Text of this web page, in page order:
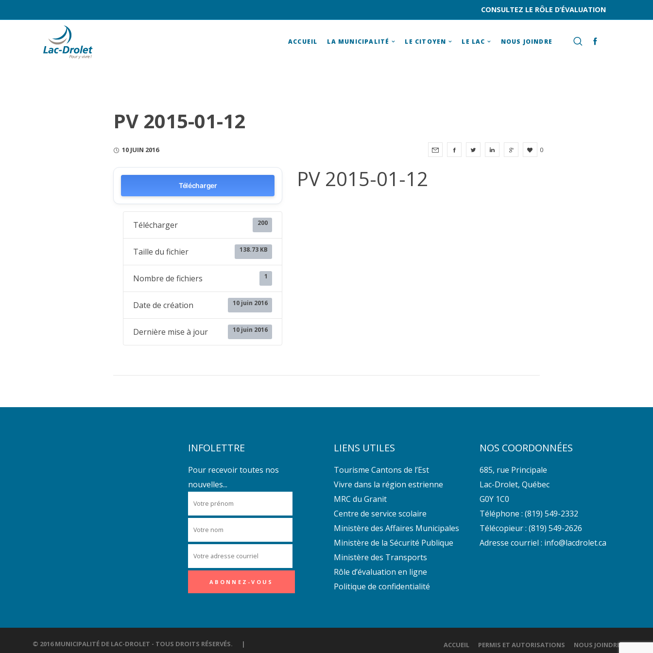
CONSULTEZ LE RÔLE D’ÉVALUATION
ACCUEIL LA MUNICIPALITÉ LE CITOYEN LE LAC NOUS JOINDRE
PV 2015-01-12
10 JUIN 2016 0
Télécharger
Télécharger 200
Taille du fichier 138.73 KB
Nombre de fichiers 1
Date de création 10 juin 2016
Dernière mise à jour 10 juin 2016
PV 2015-01-12
INFOLETTRE
Pour recevoir toutes nos
nouvelles...
LIENS UTILES
Tourisme Cantons de l’Est
Vivre dans la région estrienne
MRC du Granit
Centre de service scolaire
Ministère des Affaires Municipales
Ministère de la Sécurité Publique
Ministère des Transports
Rôle d’évaluation en ligne
Politique de confidentialité
NOS COORDONNÉES
685, rue Principale
Lac-Drolet, Québec
G0Y 1C0
Téléphone : (819) 549-2332
Télécopieur : (819) 549-2626
Adresse courriel : info@lacdrolet.ca
© 2016 MUNICIPALITÉ DE LAC-DROLET - TOUS DROITS RÉSERVÉS. |
ACCUEIL PERMIS ET AUTORISATIONS NOUS JOINDRE